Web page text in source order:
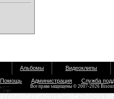
Альбомы Видеоклипы
Помощь Администрация Служба
Все права защищены © 2007-2026